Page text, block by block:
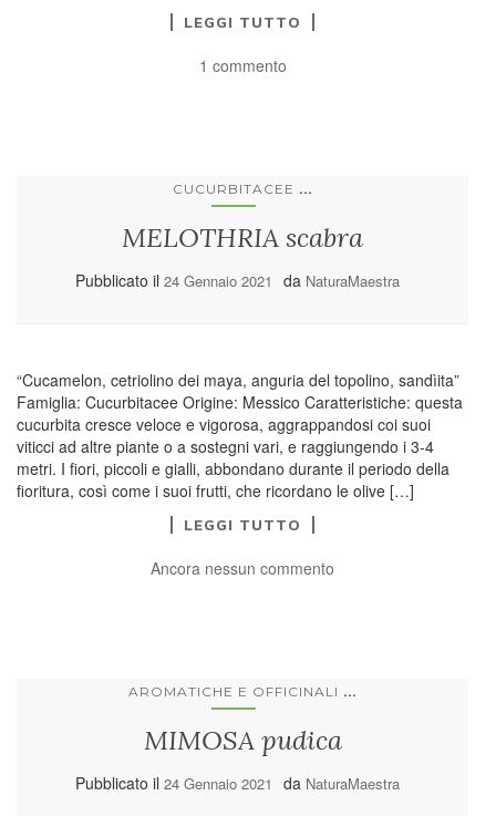
LEGGI TUTTO
1 commento
CUCURBITACEE ...
MELOTHRIA scabra
Pubblicato il 24 Gennaio 2021 da NaturaMaestra
“Cucamelon, cetriolino dei maya, anguria del topolino, sandìita”
Famiglia: Cucurbitacee Origine: Messico Caratteristiche: questa
cucurbita cresce veloce e vigorosa, aggrappandosi coi suoi
viticci ad altre piante o a sostegni vari, e raggiungendo i 3-4
metri. I fiori, piccoli e gialli, abbondano durante il periodo della
fioritura, così come i suoi frutti, che ricordano le olive […]
LEGGI TUTTO
Ancora nessun commento
AROMATICHE E OFFICINALI ...
MIMOSA pudica
Pubblicato il 24 Gennaio 2021 da NaturaMaestra